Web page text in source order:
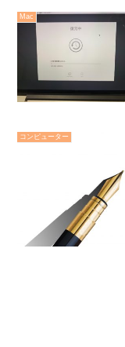
Mac
コンピューター